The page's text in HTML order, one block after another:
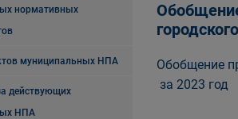
нормативных
муниципальных НПА
действующих
НПА
Обобщение
за 2023 год